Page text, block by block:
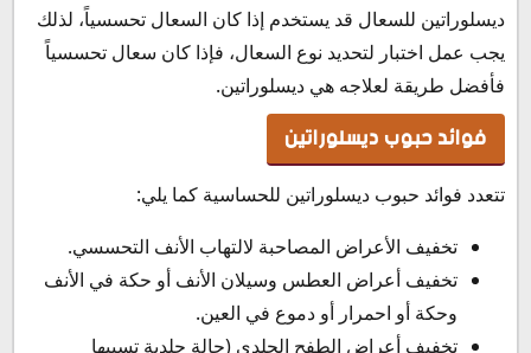
ديسلوراتين للسعال قد يستخدم إذا كان السعال تحسسياً، لذلك
يجب عمل اختبار لتحديد نوع السعال، فإذا كان سعال تحسسياً
فأفضل طريقة لعلاجه هي ديسلوراتين.
فوائد حبوب ديسلوراتين
تتعدد فوائد حبوب ديسلوراتين للحساسية كما يلي:
تخفيف الأعراض المصاحبة لالتهاب الأنف التحسسي.
تخفيف أعراض العطس وسيلان الأنف أو حكة في الأنف
وحكة أو احمرار أو دموع في العين.
تخفيف أعراض الطفح الجلدي (حالة جلدية تسببها